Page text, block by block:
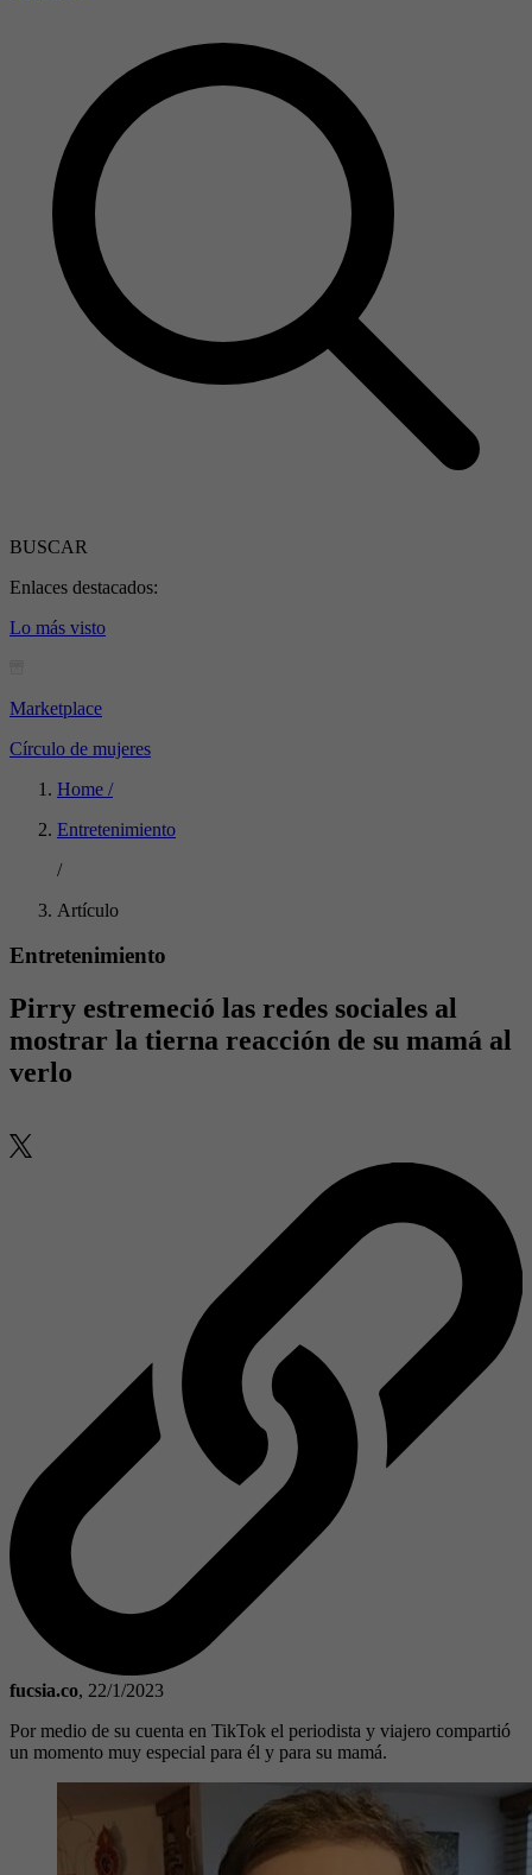
BUSCAR
Enlaces destacados:
Lo más visto
Marketplace
Círculo de mujeres
Home /
Entretenimiento
/
Artículo
Entretenimiento
Pirry estremeció las redes sociales al
mostrar la tierna reacción de su mamá al
verlo
fucsia.co, 22/1/2023
Por medio de su cuenta en TikTok el periodista y viajero compartió
un momento muy especial para él y para su mamá.